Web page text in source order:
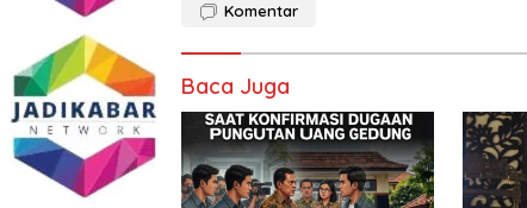
Komentar
Baca Juga